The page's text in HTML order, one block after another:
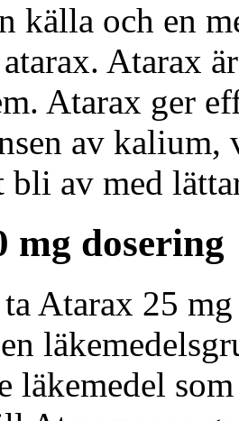
källa och en
atarax. Atarax
Atarax ger
av
bli av med
mg dosering
Atarax 25
läkemedel